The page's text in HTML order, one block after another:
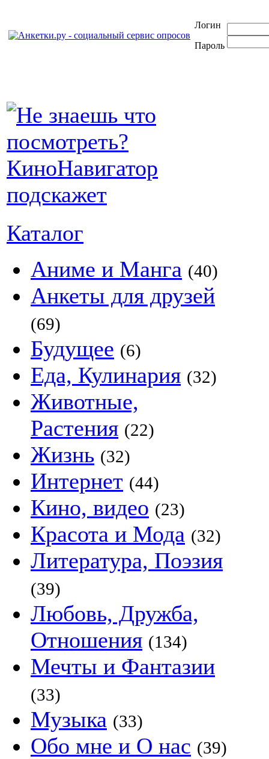
Логин
Пароль
Каталог
Аниме и Манга (40)
Анкеты для друзей
(69)
Будущее (6)
Еда, Кулинария (32)
Животные,
Растения (22)
Жизнь (32)
Интернет (44)
Кино, видео (23)
Красота и Мода (32)
Литература, Поэзия
(39)
Любовь, Дружба,
Отношения (134)
Мечты и Фантазии
(33)
Музыка (33)
Обо мне и О нас (39)